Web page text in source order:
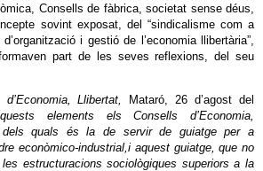
Consells de fàbrica, societat sense déus,
sovint exposat, del “sindicalisme com a
i gestió de l’economia llibertària”,
part de les seves reflexions, del seu
Llibertat,
Mataró, 26 d’agost del
elements els Consells d’Economia,
dels quals és la de servir de guiatge per a
econòmico-industrial,i aquest guiatge, que no
estructuracions sociològiques superiors a la